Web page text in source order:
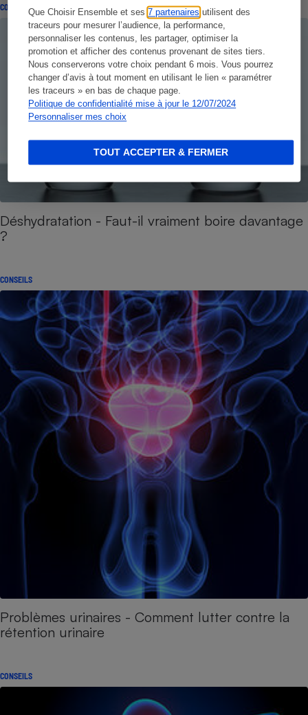
Que Choisir Ensemble et ses7 partenaires utilisent des
traceurs pour mesurer l’audience, la performance,
personnaliser les contenus, les partager, optimiser la
promotion et afficher des contenus provenant de sites tiers.
Nous conserverons votre choix pendant 6 mois. Vous pourrez
changer d’avis à tout moment en utilisant le lien « paramétrer
les traceurs » en bas de chaque page.
Politique de confidentialité mise à jour le 12/07/2024
Personnaliser mes choix
TOUT ACCEPTER & FERMER
CONSEILS
Déshydratation - Faut-il vraiment boire davantage
?
CONSEILS
Problèmes urinaires - Comment lutter contre la
rétention urinaire
CONSEILS